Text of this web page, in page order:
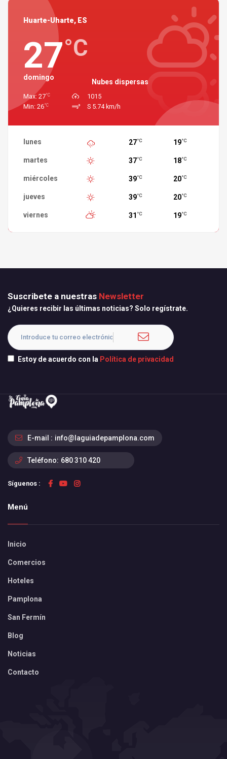
Huarte-Uharte, ES
27°C
Nubes dispersas
domingo
Max: 27°C
Min: 26°C
1015
S 5.74 km/h
lunes 27°C 19°C
martes 37°C 18°C
miércoles 39°C 20°C
jueves 39°C 20°C
viernes 31 °C 19°C
Suscribete a nuestras Newsletter
¿Quieres recibir las últimas noticias? Solo regístrate.
Estoy de acuerdo con la Política de privacidad
E-mail : info@laguiadepamplona.com
Teléfono: 680 310 420
Síguenos :
Menú
Inicio
Comercios
Hoteles
Pamplona
San Fermín
Blog
Noticias
Contacto